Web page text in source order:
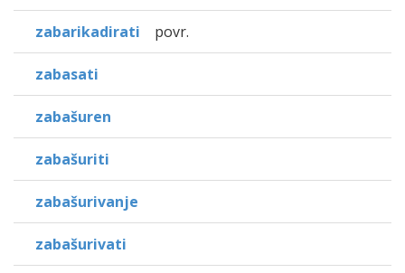
zabarikadirati povr.
zabasati
zabašuren
zabašuriti
zabašurivanje
zabašurivati